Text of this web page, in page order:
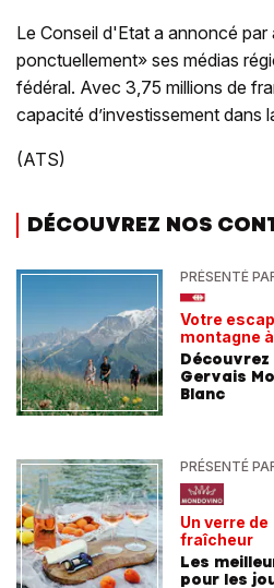
Le Conseil d'Etat a annoncé
ponctuellement» ses médias
fédéral. Avec 3,75 millions de
capacité d’investissement dans
(ATS)
DÉCOUVREZ NOS
PRÉSENTÉ
Votre
montagne
de train
Découvrez
Gervais
Blanc
PRÉSENTÉ
Un verre de
fraîcheur
Les
pour les